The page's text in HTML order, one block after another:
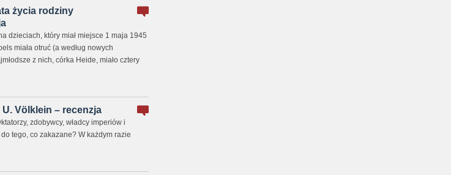
życia rodziny
dzieciach, który miał miejsce 1 maja 1945
miała otruć (a według nowych
z nich, córka Heide, miało cztery
Völklein – recenzja
zdobywcy, władcy imperiów i
tego, co zakazane? W każdym razie